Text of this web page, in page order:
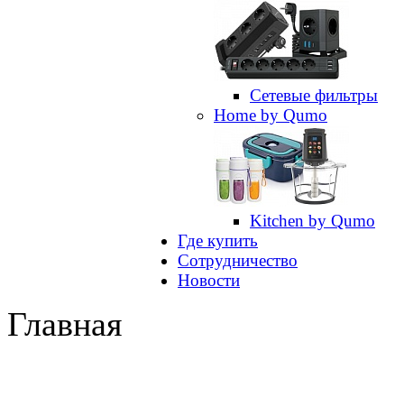
Сетевые фильтры
Home by Qumo
Kitchen by Qumo
Где купить
Сотрудничество
Новости
Главная